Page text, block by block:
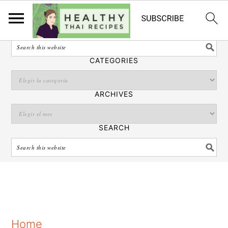
Español
SEARCH
CATEGORIES
ARCHIVES
SEARCH
Home